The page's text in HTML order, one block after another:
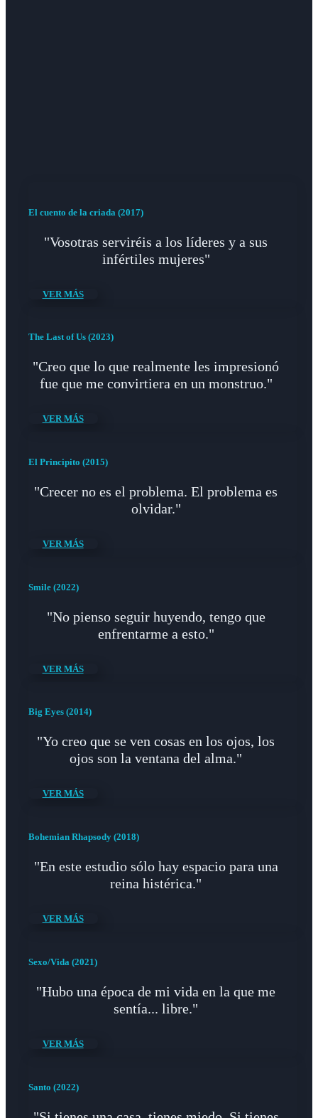
El cuento de la criada (2017)
"Vosotras serviréis a los líderes y a sus
infértiles mujeres"
VER MÁS
The Last of Us (2023)
"Creo que lo que realmente les impresionó
fue que me convirtiera en un monstruo."
VER MÁS
El Principito (2015)
"Crecer no es el problema. El problema es
olvidar."
VER MÁS
Smile (2022)
"No pienso seguir huyendo, tengo que
enfrentarme a esto."
VER MÁS
Big Eyes (2014)
"Yo creo que se ven cosas en los ojos, los
ojos son la ventana del alma."
VER MÁS
Bohemian Rhapsody (2018)
"En este estudio sólo hay espacio para una
reina histérica."
VER MÁS
Sexo/Vida (2021)
"Hubo una época de mi vida en la que me
sentía... libre."
VER MÁS
Santo (2022)